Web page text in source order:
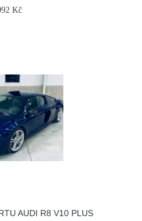
Kč
AUDI R8 V10 PLUS